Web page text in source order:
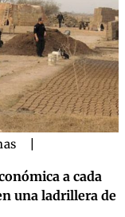
a cada
una ladrillera de